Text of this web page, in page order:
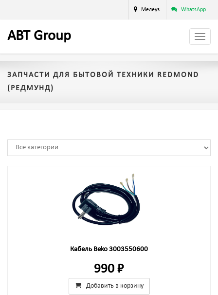
Мелеуз WhatsApp
ABT Group
ЗАПЧАСТИ ДЛЯ БЫТОВОЙ ТЕХНИКИ REDMOND
(РЕДМУНД)
Кабель Beko 3003550600
990 ₽
Добавить в корзину